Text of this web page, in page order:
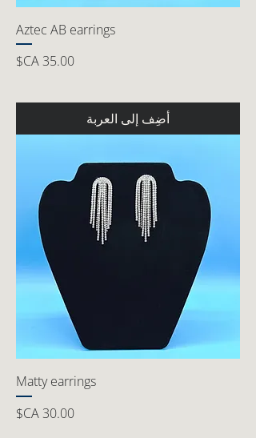
Aztec AB earrings
السعر
أضِف إلى العربة
Matty earrings
السعر